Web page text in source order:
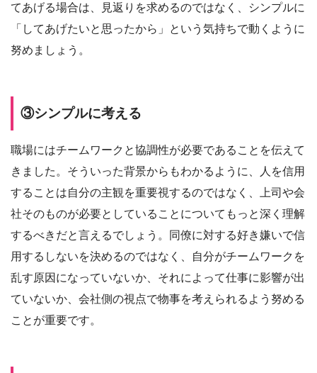
てあげる場合は、見返りを求めるのではなく、シンプルに
「してあげたいと思ったから」という気持ちで動くように
努めましょう。
③シンプルに考える
職場にはチームワークと協調性が必要であることを伝えて
きました。そういった背景からもわかるように、人を信用
することは自分の主観を重要視するのではなく、上司や会
社そのものが必要としていることについてもっと深く理解
するべきだと言えるでしょう。同僚に対する好き嫌いで信
用するしないを決めるのではなく、自分がチームワークを
乱す原因になっていないか、それによって仕事に影響が出
ていないか、会社側の視点で物事を考えられるよう努める
ことが重要です。